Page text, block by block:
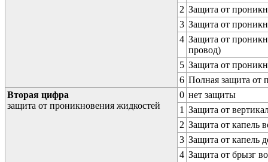
2 Защита от
3 Защита от
4 Защита от
провод)
5 Защита от
6 Полная защита от
Вторая цифра
защита от проникновения жидкостей
0 нет защиты
1 Защита от
2 Защита от капель
3 Защита от капель
4 Защита от брызг